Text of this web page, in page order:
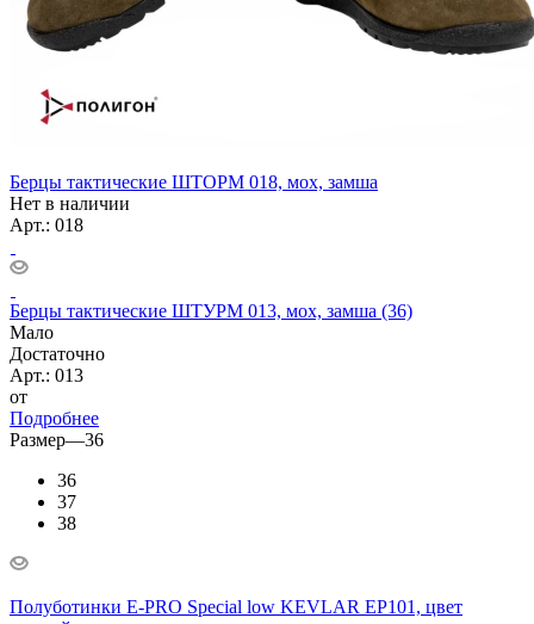
Берцы тактические ШТОРМ 018, мох, замша
Нет в наличии
Арт.: 018
Берцы тактические ШТУРМ 013, мох, замша (36)
Мало
Достаточно
Арт.: 013
от
Подробнее
Размер—36
36
37
38
Полуботинки E-PRO Special low KEVLAR EP101, цвет